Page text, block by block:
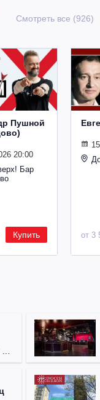
Смотреть все (926)
Пушной
20:00
Бар
Купить от 3